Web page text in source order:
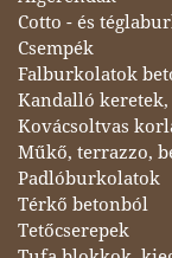
Cotto - és
Csempék
Falburkolatok
Kandalló
Kovácsoltvas
Műkő, terrazzo,
Padlóburkolatok
Térkő betonból
Tetőcserepek